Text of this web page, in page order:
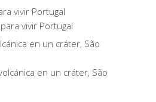
vivir Portugal
en un cráter, São